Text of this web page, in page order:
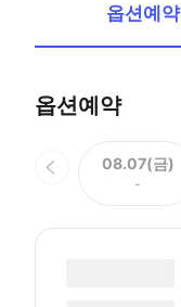
옵션예약
옵션예약
08.07(금)
-